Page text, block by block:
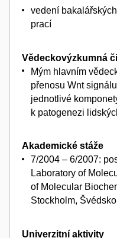
vedení
prací
Vědeckovýzkumná
Mým hlavním
přenosu Wnt
jednotlivé
k patogenezi
Akademické stáže
7/2004 – 6/2007:
Laboratory of
of Molecular
Stockholm, Švédsko
Univerzitní aktivity